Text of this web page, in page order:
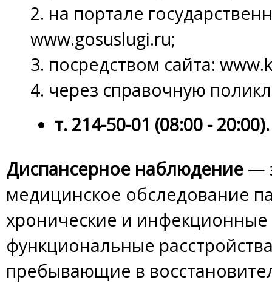
2. на портале
www.gosuslugi.ru;
3. посредством сайта:
4. через справочную
т. 214-50-01 (08:00 - 20:00).
Диспансерное наблюдение —
медицинское обследование
хронические и инфекционные
функциональные
пребывающие в